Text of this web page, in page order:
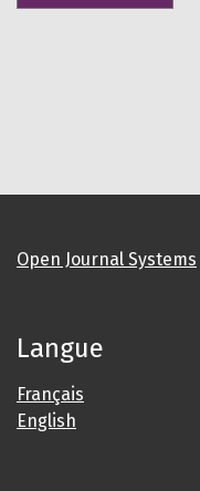
Open Journal Systems
Langue
Français
English